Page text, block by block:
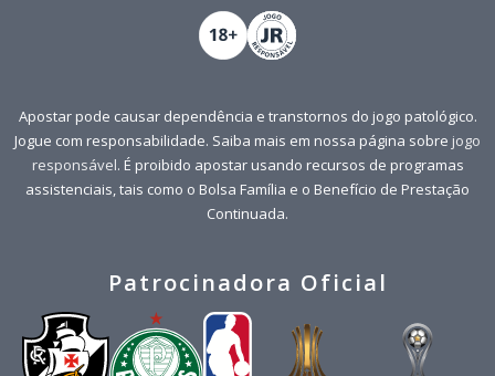
Apostar pode causar dependência e transtornos do jogo patológico.
Jogue com responsabilidade. Saiba mais em nossa página sobre jogo
responsável. É proibido apostar usando recursos de programas
assistenciais, tais como o Bolsa Família e o Benefício de Prestação
Continuada.
Patrocinadora Oficial